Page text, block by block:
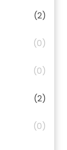
(2)
(0)
(0)
(2)
(0)